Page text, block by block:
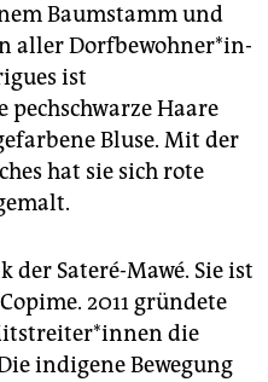
Baumstamm und
aller Dorf­be­woh­ne­r*in­
ist
pechschwarze Haare
Bluse. Mit der
hat sie sich rote
der Sateré-Mawé. Sie ist
2011 gründete
die
indigene Bewegung